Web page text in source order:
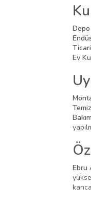
Ev
Ebru